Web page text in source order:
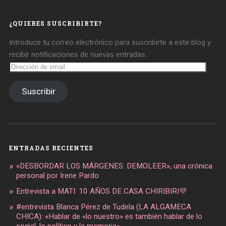
¿QUIERES SUSCRIBIRTE?
Introduce tu correo electrónico para suscribirte a este blog y
recibir notificaciones de nuevas entradas.
Dirección
de
Suscribir
ENTRADAS RECIENTES
«DESBORDAR LOS MÁRGENES: DEMOLEER», una crónica
personal por Irene Pardo
Entrevista a MATI: 10 AÑOS DE CASA CHIRIBIRI💜
#entrevista Blanca Pérez de Tudela (LA ALGAMECA
CHICA): «Hablar de «lo nuestro» es también hablar de lo